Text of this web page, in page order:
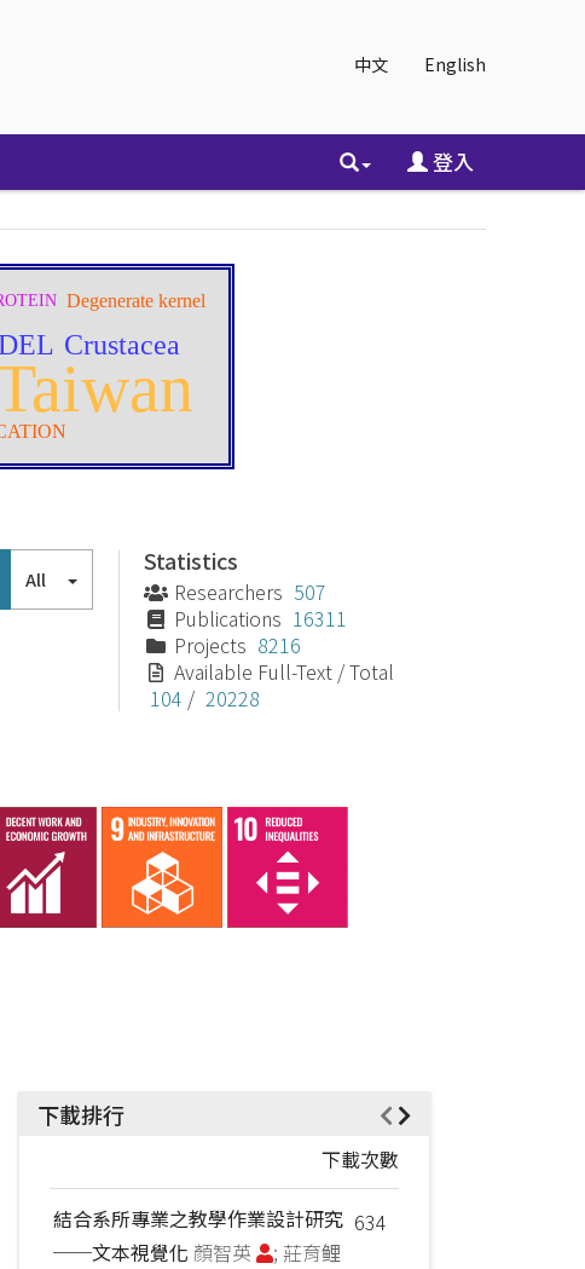
中文 English
登入
All
Statistics
Researchers 507
Publications 16311
Projects 8216
Available Full-Text / Total
104 / 20228
下載排行
下載次數
634
結合系所專業之教學作業設計研究
──文本視覺化 顏智英 ; 莊育鲤